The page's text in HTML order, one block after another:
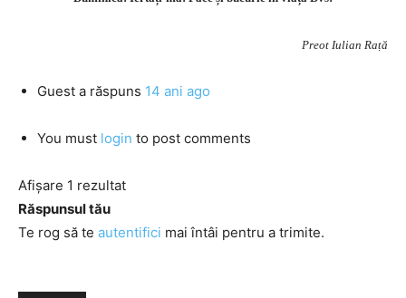
Preot Iulian Rață
Guest a răspuns 14 ani ago
You must login to post comments
Afișare 1 rezultat
Răspunsul tău
Te rog să te autentifici mai întâi pentru a trimite.